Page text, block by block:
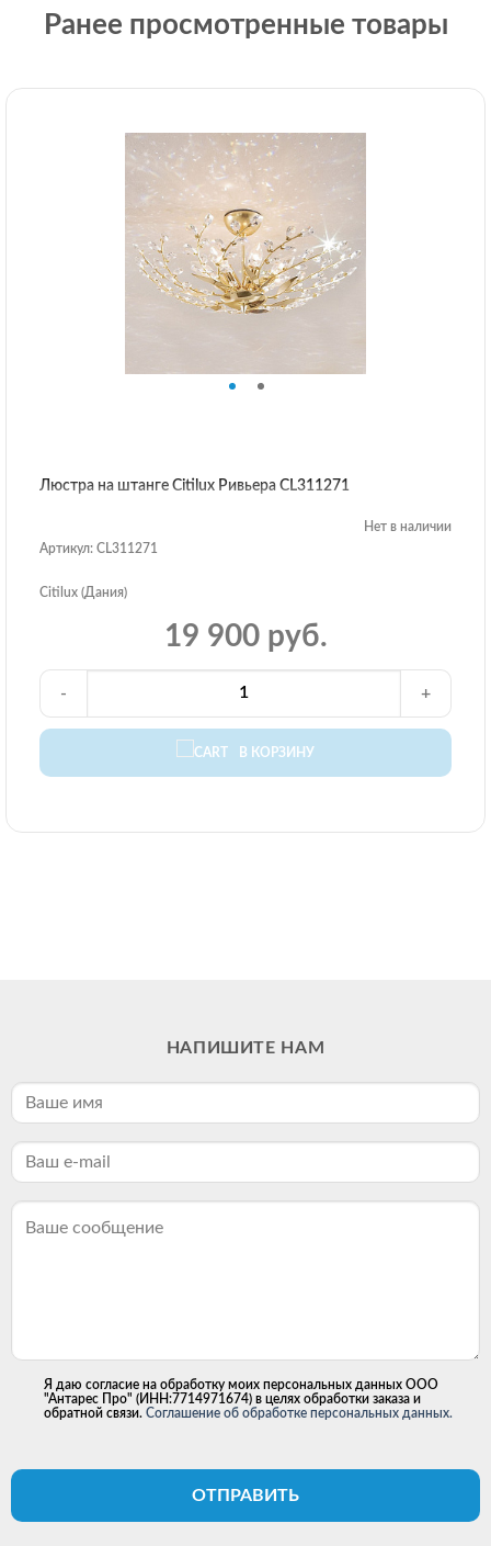
Ранее просмотренные товары
Люстра на штанге Citilux Ривьера CL311271
Нет в наличии
Артикул: CL311271
Citilux (Дания)
19 900 руб.
В КОРЗИНУ
- +
НАПИШИТЕ НАМ
Я даю согласие на обработку моих персональных данных ООО
"Антарес Про" (ИНН:7714971674) в целях обработки заказа и
обратной связи. Соглашение об обработке персональных данных.
ОТПРАВИТЬ